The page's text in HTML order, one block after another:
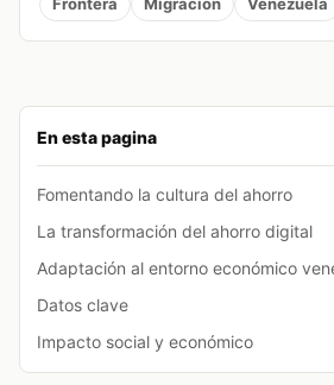
En esta pagina
Fomentando la cultura del ahorro
La transformación del ahorro digital
Adaptación al entorno económico
Datos clave
Impacto social y económico
Frontera Migracion Venezuela